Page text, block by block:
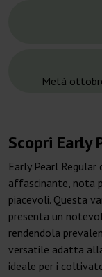
Metà
Scopri Early
Early Pearl Regular
affascinante, nota
piacevoli. Questa
presenta un
rendendola
versatile adatta
ideale per i